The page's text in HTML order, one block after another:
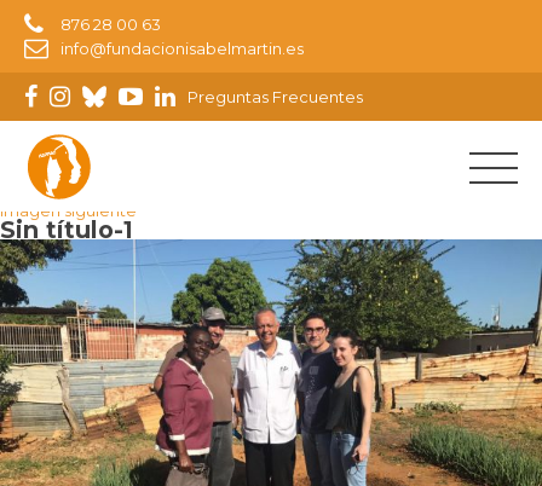
876 28 00 63
info@fundacionisabelmartin.es
Preguntas Frecuentes
Imagen anterior
Imagen siguiente
Sin título-1